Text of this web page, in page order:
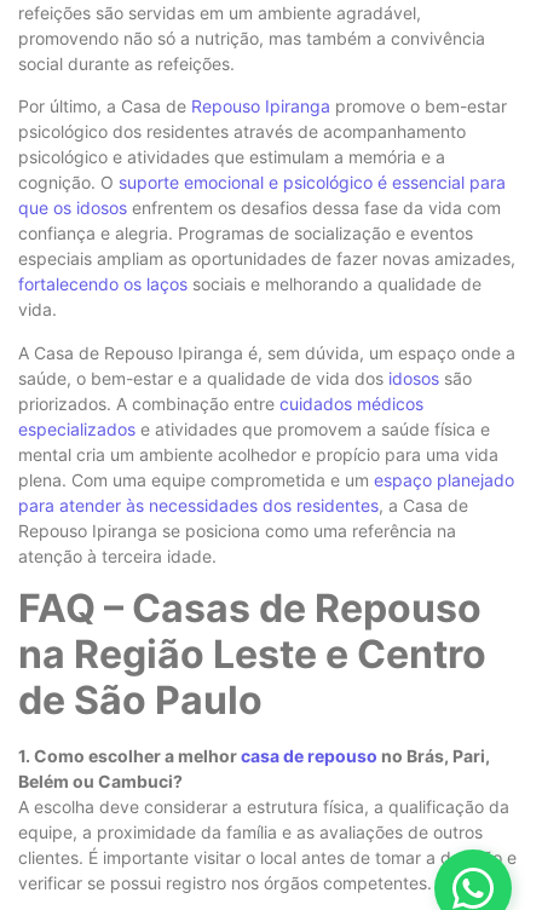
refeições são servidas em um ambiente agradável,
promovendo não só a nutrição, mas também a convivência
social durante as refeições.
Por último, a Casa de Repouso Ipiranga promove o bem-estar
psicológico dos residentes através de acompanhamento
psicológico e atividades que estimulam a memória e a
cognição. O suporte emocional e psicológico é essencial para
que os idosos enfrentem os desafios dessa fase da vida com
confiança e alegria. Programas de socialização e eventos
especiais ampliam as oportunidades de fazer novas amizades,
fortalecendo os laços sociais e melhorando a qualidade de
vida.
A Casa de Repouso Ipiranga é, sem dúvida, um espaço onde a
saúde, o bem-estar e a qualidade de vida dos idosos são
priorizados. A combinação entre cuidados médicos
especializados e atividades que promovem a saúde física e
mental cria um ambiente acolhedor e propício para uma vida
plena. Com uma equipe comprometida e um espaço planejado
para atender às necessidades dos residentes, a Casa de
Repouso Ipiranga se posiciona como uma referência na
atenção à terceira idade.
FAQ – Casas de Repouso
na Região Leste e Centro
de São Paulo
1. Como escolher a melhorcasa de repouso no Brás, Pari,
Belém ou Cambuci?
A escolha deve considerar a estrutura física, a qualificação da
equipe, a proximidade da família e as avaliações de outros
clientes. É importante visitar o local antes de tomar a decisão e
verificar se possui registro nos órgãos competentes.